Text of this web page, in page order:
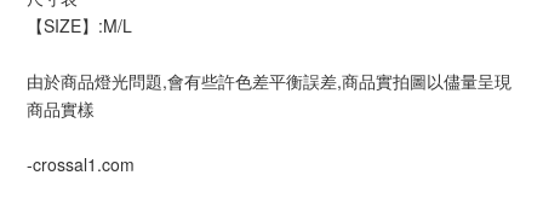
【SIZE】:M/L
由於商品燈光問題,會有些許色差平衡誤差,商品實拍圖以儘量呈現
商品實樣
-crossal1.com